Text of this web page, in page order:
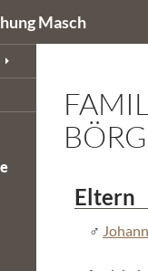
Masch
Eltern